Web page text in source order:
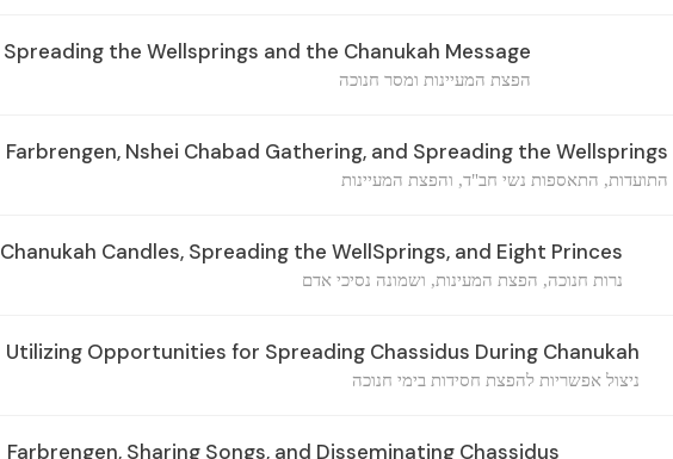
Spreading the Wellsprings and the Chanukah Message
הפצת המעיינות ומסר חנוכה
Farbrengen, Nshei Chabad Gathering, and Spreading the Wellsprings
התועדות, התאספות נשי חב"ד, והפצת המעיינות
Chanukah Candles, Spreading the WellSprings, and Eight Princes
נרות חנוכה, הפצת המעינות, ושמונה נסיכי אדם
Utilizing Opportunities for Spreading Chassidus During Chanukah
ניצול אפשריות להפצת חסידות בימי חנוכה
Farbrengen, Sharing Songs, and Disseminating Chassidus